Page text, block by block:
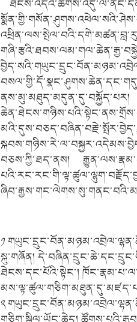
བཅས་ཀྱི་ཐད་ནས།
༡
སྐུ་གཞོན།
ཐེངས་དང་པོའི་སྟེང་།
༢